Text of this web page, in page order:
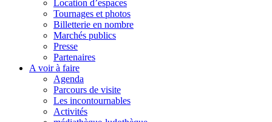
Location d’espaces
Tournages et photos
Billetterie en nombre
Marchés publics
Presse
Partenaires
A voir à faire
Agenda
Parcours de visite
Les incontournables
Activités